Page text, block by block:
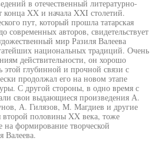
в отечественный литературно-
конца XX и начала XXI столетий.
пут, который прошла татарская
современных авторов, свидетельствует
мир Разиля Валеева
национальных традиций. Очень
действительности, он хорошо
этой глубинной и прочной связи с
продолжал его на новом этапе
С другой стороны, в одно время с
свои выдающиеся произведения А.
А. Гилязов, М. Магдиев и другие
второй половины XX века, тоже
формирование творческой
Валеева.